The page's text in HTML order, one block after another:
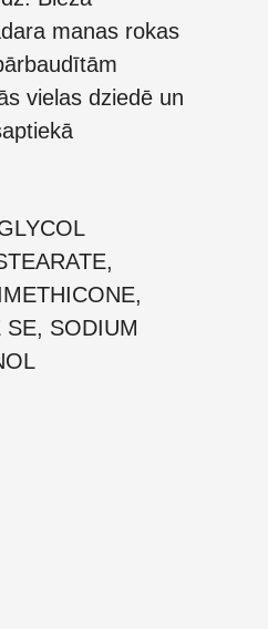
manas rokas
vielas dziedē un
SE, SODIUM